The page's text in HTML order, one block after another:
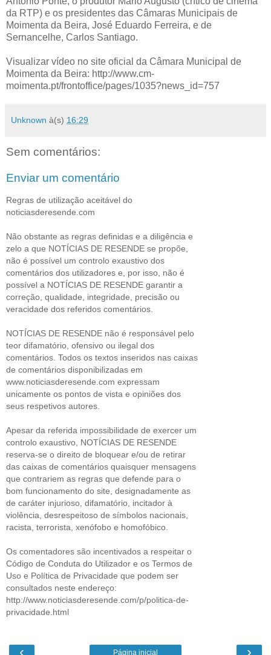
da RTP) e os presidentes das Câmaras Municipais de
Moimenta da Beira, José Eduardo Ferreira, e de
Sernancelhe, Carlos Santiago.
Visualizar vídeo no site oficial da Câmara Municipal de
Moimenta da Beira: http://www.cm-
moimenta.pt/frontoffice/pages/1035?news_id=757
Unknown à(s) 16:29
Sem comentários:
Enviar um comentário
Regras de utilização aceitável do
noticiasderesende.com
Não obstante as regras definidas e a diligência e
zelo a que NOTÍCIAS DE RESENDE se propõe,
não é possível um controlo exaustivo dos
comentários dos utilizadores e, por isso, não é
possível a NOTÍCIAS DE RESENDE garantir a
correção, qualidade, integridade, precisão ou
veracidade dos referidos comentários.
NOTÍCIAS DE RESENDE não é responsável pelo
teor difamatório, ofensivo ou ilegal dos
comentários. Todos os textos inseridos nas caixas
de comentários disponibilizadas em
www.noticiasderesende.com expressam
unicamente os pontos de vista e opiniões dos
seus respetivos autores.
Apesar da referida impossibilidade de exercer um
controlo exaustivo, NOTÍCIAS DE RESENDE
reserva-se o direito de bloquear e/ou de retirar
das caixas de comentários quaisquer mensagens
que contrariem as regras que defende para o
bom funcionamento do site, designadamente as
de caráter injurioso, difamatório, incitador à
violência, desrespeitoso de símbolos nacionais,
racista, terrorista, xenófobo e homofóbico.
Os comentadores são incentivados a respeitar o
Código de Conduta do Utilizador e os Termos de
Uso e Política de Privacidade que podem ser
consultados neste endereço:
http://www.noticiasderesende.com/p/politica-de-
privacidade.html
‹ ›
Página inicial